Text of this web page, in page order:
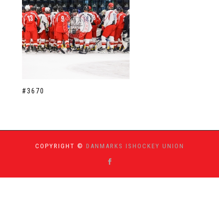
#3670
COPYRIGHT © DANMARKS ISHOCKEY UNION